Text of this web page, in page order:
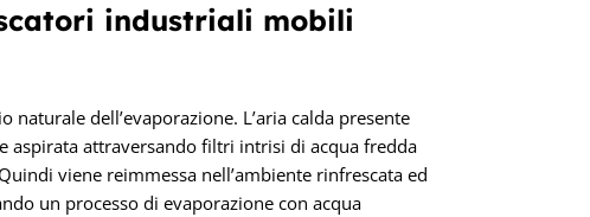
industriali mobili
dell’evaporazione. L’aria calda presente
aspirata attraversando filtri intrisi di acqua fredda
viene reimmessa nell’ambiente rinfrescata ed
un processo di evaporazione con acqua